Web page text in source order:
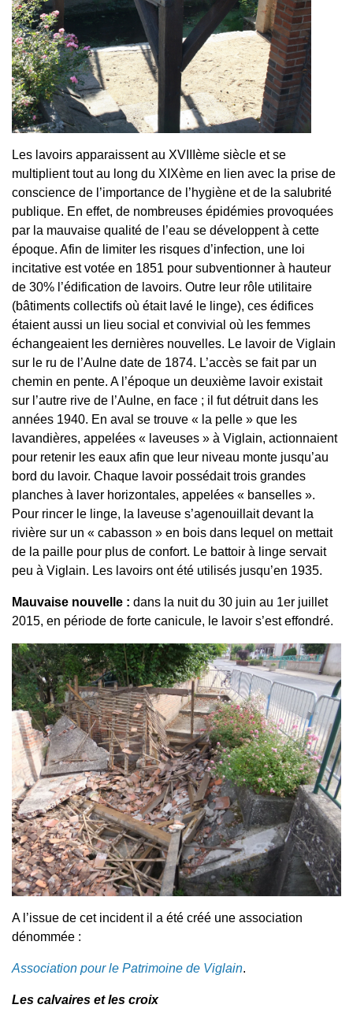
Les lavoirs apparaissent au XVIIIème siècle et se
multiplient tout au long du XIXème en lien avec la prise de
conscience de l’importance de l’hygiène et de la salubrité
publique. En effet, de nombreuses épidémies provoquées
par la mauvaise qualité de l’eau se développent à cette
époque. Afin de limiter les risques d’infection, une loi
incitative est votée en 1851 pour subventionner à hauteur
de 30% l’édification de lavoirs. Outre leur rôle utilitaire
(bâtiments collectifs où était lavé le linge), ces édifices
étaient aussi un lieu social et convivial où les femmes
échangeaient les dernières nouvelles. Le lavoir de Viglain
sur le ru de l’Aulne date de 1874. L’accès se fait par un
chemin en pente. A l’époque un deuxième lavoir existait
sur l’autre rive de l’Aulne, en face ; il fut détruit dans les
années 1940. En aval se trouve « la pelle » que les
lavandières, appelées « laveuses » à Viglain, actionnaient
pour retenir les eaux afin que leur niveau monte jusqu’au
bord du lavoir. Chaque lavoir possédait trois grandes
planches à laver horizontales, appelées « banselles ».
Pour rincer le linge, la laveuse s’agenouillait devant la
rivière sur un « cabasson » en bois dans lequel on mettait
de la paille pour plus de confort. Le battoir à linge servait
peu à Viglain. Les lavoirs ont été utilisés jusqu’en 1935.
Mauvaise nouvelle : dans la nuit du 30 juin au 1er juillet
2015, en période de forte canicule, le lavoir s’est effondré.
A l’issue de cet incident il a été créé une association
dénommée :
Association pour le Patrimoine de Viglain.
Les calvaires et les croix